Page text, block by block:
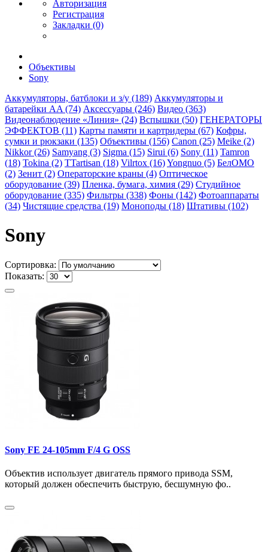
Авторизация
Регистрация
Закладки (0)
Объективы
Sony
Аккумуляторы, батблоки и з/у (189) Аккумуляторы и
батарейки AA (74) Аксессуары (246) Видео (363)
Видеонаблюдение «Линия» (24) Вспышки (50) ГЕНЕРАТОРЫ
ЭФФЕКТОВ (11) Карты памяти и картридеры (67) Кофры,
сумки и рюкзаки (135) Объективы (156) Canon (25) Meike (2)
Nikkor (26) Samyang (3) Sigma (15) Sirui (6) Sony (11) Tamron
(18) Tokina (2) TTartisan (18) Vilrtox (16)Yongnuo (5) БелOMO
(2) Зенит (2) Операторские краны (4) Оптическое
оборудование (39) Пленка, бумага, химия (29) Студийное
оборудование (335) Фильтры (338) Фоны (142) Фотоаппараты
(34) Чистящие средства (19) Моноподы (18) Штативы (102)
Sony
Сортировка:
Показать:
Sony FE 24-105mm F/4 G OSS
Объектив использует двигатель прямого привода SSM,
который должен обеспечить быструю, бесшумную фо..